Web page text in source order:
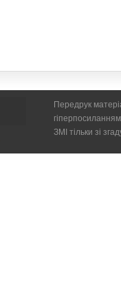
Передрук
ЗМІ тільки зі